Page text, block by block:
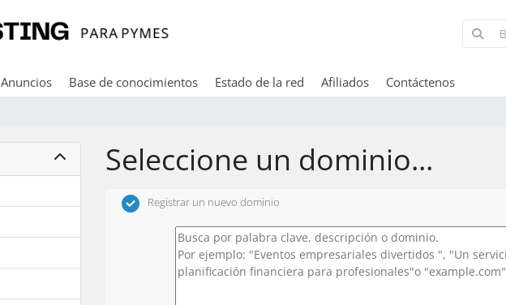
Anuncios Base de conocimientos Estado de la red Afiliados Contáctenos
Seleccione un dominio...
Registrar un nuevo dominio